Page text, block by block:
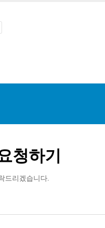
청하기
드리겠습니다.